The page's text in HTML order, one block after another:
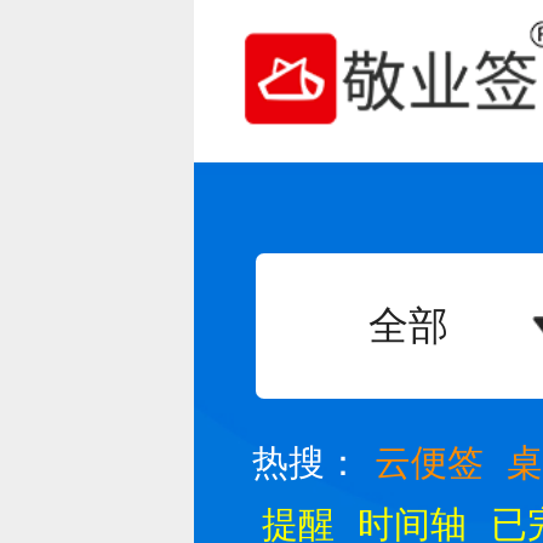
全部
热搜： 云便签
提醒
时间轴 已